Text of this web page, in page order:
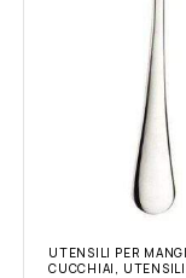
UTENSILI PER
CUCCHIAI, UTENSILI